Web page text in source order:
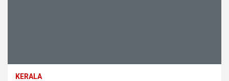
KERALA